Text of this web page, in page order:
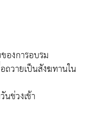
องการอบรม
ถวายเป็นสังฆทานใน
ช่วงเช้า